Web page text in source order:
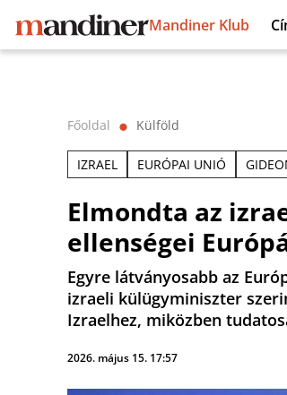
Mandiner Klub
Főoldal ⬤ Külföld
IZRAEL EURÓPAI UNIÓ
Elmondta az
ellenségei
Egyre látványosabb az
izraeli külügyminiszter
Izraelhez, miközben
2026. május 15. 17:57